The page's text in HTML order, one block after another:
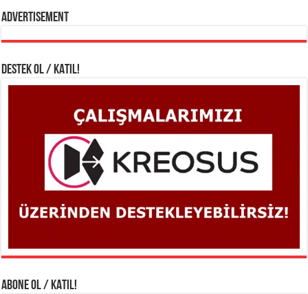
Advertisement
DESTEK OL / KATIL!
ABONE OL / KATIL!